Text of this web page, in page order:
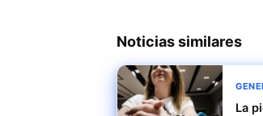
Noticias similares
La